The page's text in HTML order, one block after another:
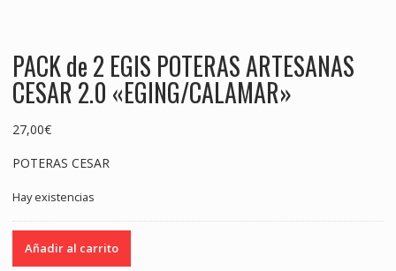
PACK de 2 EGIS POTERAS ARTESANAS
CESAR 2.0 «EGING/CALAMAR»
27,00€
POTERAS CESAR
Hay existencias
de
Añadir al carrito